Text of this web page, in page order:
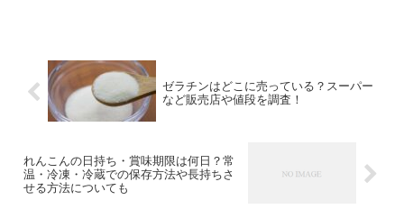
ゼラチンはどこに売っている？スーパー
など販売店や値段を調査！
れんこんの日持ち・賞味期限は何日？常
温・冷凍・冷蔵での保存方法や長持ちさ
せる方法についても